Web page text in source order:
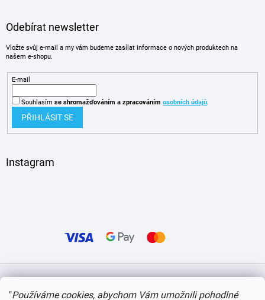
"Používáme cookies, abychom Vám umožnili pohodlné
Odebírat newsletter
Vložte svůj e-mail a my vám budeme zasílat informace o nových produktech na
našem e-shopu.
E-mail
Souhlasím se shromažďováním a zpracováním osobních údajů.
PŘIHLÁSIT SE
Instagram